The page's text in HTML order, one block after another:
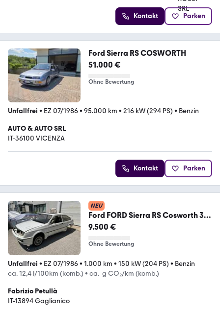
Kontakt Parken
Ford Sierra RS COSWORTH
51.000 €
Ohne Bewertung
Unfallfrei • EZ 07/1986• 95.000 km • 216 kW (294 PS) • Benzin
AUTO & AUTO SRL
IT-36100 VICENZA
Kontakt Parken
NEU
Ford FORD Sierra RS Cosworth 3
porte
9.500 €
Ohne Bewertung
Unfallfrei • EZ 07/1986• 1.000 km • 150 kW (204 PS) • Benzin
ca. 12,4 l/100km (komb.) • ca. g CO₂/km (komb.)
Fabrizio Petullà
IT-13894 Gaglianico